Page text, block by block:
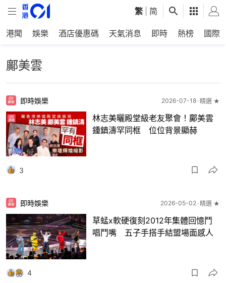
繁 简
港聞 娛樂 酒店優惠碼 天氣消息 即時 熱榜 國際
鄺美雲
即時娛樂 2026-07-18 精選 ★
林志美曬殿堂級老友聚會！鄺美雲
鍾鎮濤罕同框 位位背景顯赫
3
即時娛樂 2026-05-02 精選 ★
草蜢x軟硬復刻2012年集體回憶鬥
唱鬥嘴 五子手搭手結盟場面感人
4